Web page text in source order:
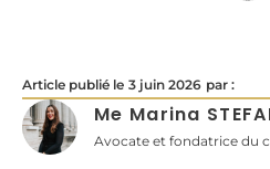
Article publié le 3 juin 2026 par :
Me Marina
Avocate et fondatrice du